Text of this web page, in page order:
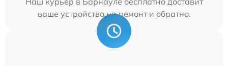
ваше устройство на ремонт и обратно.